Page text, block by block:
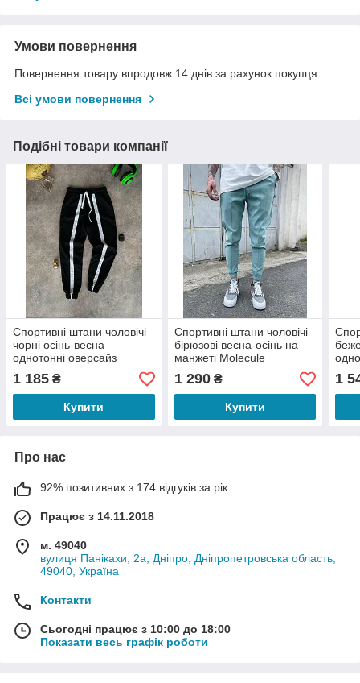
Умови повернення
Повернення товару впродовж 14 днів за рахунок покупця
Всі умови повернення
Подібні товари компанії
Спортивні штани чоловічі
чорні осінь-весна
однотонні оверсайз
фірмові Flow
1 185 ₴
Купити
Спортивні штани чоловічі
бірюзові весна-осінь на
манжеті Molecule
1 290₴
Купити
1
Про нас
92% позитивних з 174 відгуків за рік
Працює з 14.11.2018
м. 49040
вулиця Панікахи, 2а, Дніпро, Дніпропетровська область,
49040, Україна
Контакти
Сьогодні працює з 10:00 до 18:00
Показати весь графік роботи